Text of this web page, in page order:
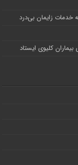
کلیوی ایستاد